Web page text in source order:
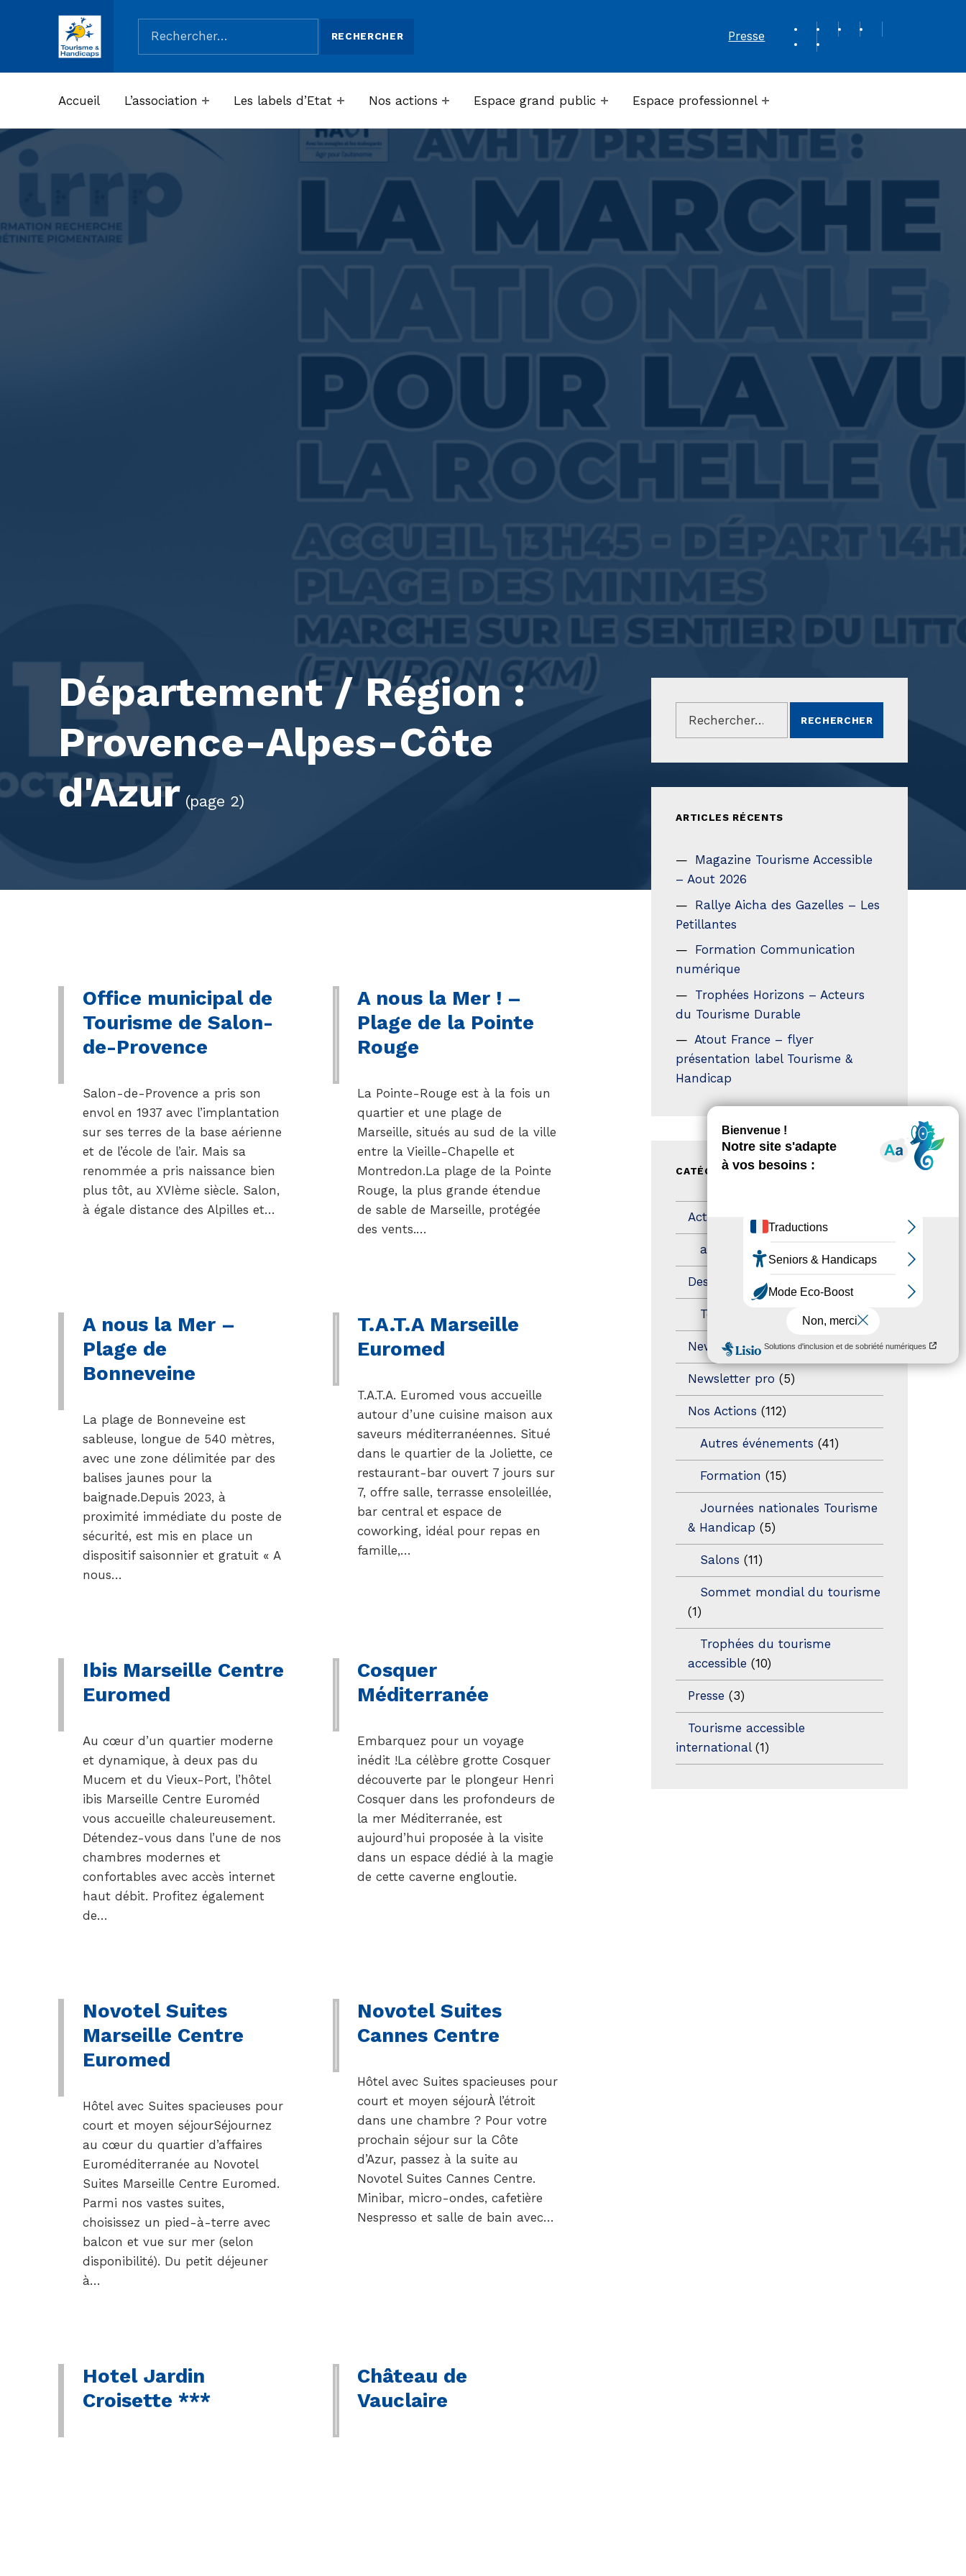
ASSOCIATION TOURISME ET HANDICAPS
Rechercher :
Presse
REVUE DE PRESSE
Accueil L’association Les labels d’Etat Nos actions Espace grand public Espace professionnel
Département / Région :
Provence-Alpes-Côte
d'Azur (page 2)
Office municipal de
Tourisme de Salon-
de-Provence
Salon-de-Provence a pris son
envol en 1937 avec l’implantation
sur ses terres de la base aérienne
et de l’école de l’air. Mais sa
renommée a pris naissance bien
plus tôt, au XVIème siècle. Salon,
à égale distance des Alpilles et…
A nous la Mer ! –
Plage de la Pointe
Rouge
La Pointe-Rouge est à la fois un
quartier et une plage de
Marseille, situés au sud de la ville
entre la Vieille-Chapelle et
Montredon.La plage de la Pointe
Rouge, la plus grande étendue
de sable de Marseille, protégée
des vents.…
A nous la Mer –
Plage de
Bonneveine
La plage de Bonneveine est
sableuse, longue de 540 mètres,
avec une zone délimitée par des
balises jaunes pour la
baignade.Depuis 2023, à
proximité immédiate du poste de
sécurité, est mis en place un
dispositif saisonnier et gratuit « A
nous…
T.A.T.A Marseille
Euromed
T.A.T.A. Euromed vous accueille
autour d’une cuisine maison aux
saveurs méditerranéennes. Situé
dans le quartier de la Joliette, ce
restaurant-bar ouvert 7 jours sur
7, offre salle, terrasse ensoleillée,
bar central et espace de
coworking, idéal pour repas en
famille,…
Ibis Marseille Centre
Euromed
Au cœur d’un quartier moderne
et dynamique, à deux pas du
Mucem et du Vieux-Port, l’hôtel
ibis Marseille Centre Euroméd
vous accueille chaleureusement.
Détendez-vous dans l’une de nos
chambres modernes et
confortables avec accès internet
haut débit. Profitez également
de…
Cosquer
Méditerranée
Embarquez pour un voyage
inédit !La célèbre grotte Cosquer
découverte par le plongeur Henri
Cosquer dans les profondeurs de
la mer Méditerranée, est
aujourd’hui proposée à la visite
dans un espace dédié à la magie
de cette caverne engloutie.
Novotel Suites
Marseille Centre
Euromed
Hôtel avec Suites spacieuses pour
court et moyen séjourSéjournez
au cœur du quartier d’affaires
Euroméditerranée au Novotel
Suites Marseille Centre Euromed.
Parmi nos vastes suites,
choisissez un pied-à-terre avec
balcon et vue sur mer (selon
disponibilité). Du petit déjeuner
à…
Novotel Suites
Cannes Centre
Hôtel avec Suites spacieuses pour
court et moyen séjourÀ l’étroit
dans une chambre ? Pour votre
prochain séjour sur la Côte
d’Azur, passez à la suite au
Novotel Suites Cannes Centre.
Minibar, micro-ondes, cafetière
Nespresso et salle de bain avec…
Hotel Jardin
Croisette ***
Château de
Vauclaire
Rechercher :
ARTICLES RÉCENTS
Magazine Tourisme Accessible
– Aout 2026
Rallye Aicha des Gazelles – Les
Petillantes
Formation Communication
numérique
Trophées Horizons – Acteurs
du Tourisme Durable
Atout France – flyer
présentation label Tourisme &
Handicap
CATÉGORIES
Actualités (200)
actualités(21)
Destination Pour Tous
Territoires labellisés
Newsetter(6)
Newsletter pro (5)
Nos Actions (112)
Autres événements (41)
Formation (15)
Journées nationales Tourisme
& Handicap (5)
Salons (11)
Sommet mondial du tourisme
(1)
Trophées du tourisme
accessible (10)
Presse (3)
Tourisme accessible
international(1)